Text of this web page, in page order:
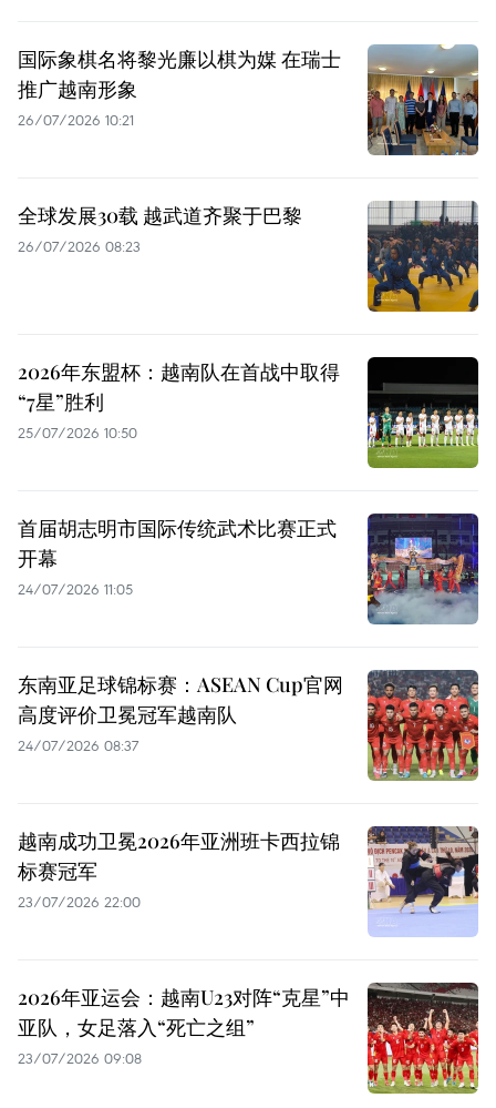
国际象棋名将黎光廉以棋为媒 在瑞士
推广越南形象
26/07/2026 10:21
全球发展30载 越武道齐聚于巴黎
26/07/2026 08:23
2026年东盟杯：越南队在首战中取得
“7星”胜利
25/07/2026 10:50
首届胡志明市国际传统武术比赛正式
开幕
24/07/2026 11:05
东南亚足球锦标赛：ASEAN Cup官网
高度评价卫冕冠军越南队
24/07/2026 08:37
越南成功卫冕2026年亚洲班卡西拉锦
标赛冠军
23/07/2026 22:00
2026年亚运会：越南U23对阵“克星”中
亚队，女足落入“死亡之组”
23/07/2026 09:08